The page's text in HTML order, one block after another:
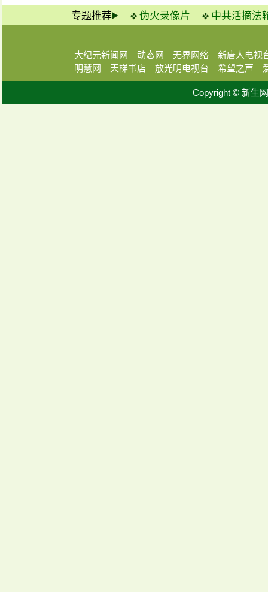
专题推荐 伪火录像片 中共活摘法
大纪元新闻网 动态网 无界网络
新唐人电视
明慧网
天梯书店 放光明电视台 希望之声
Copyright © 新生